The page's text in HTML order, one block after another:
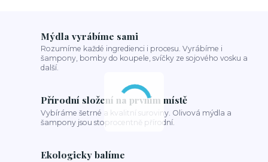
Mýdla vyrábíme sami
Rozumíme každé ingredienci i procesu. Vyrábíme i
šampony, bomby do koupele, svíčky ze sojového vosku a
další.
Přírodní složení na prvním místě
Vybíráme šetrné a kvalitní suroviny. Olivová mýdla a
šampony jsou stoprocentně přírodní.
Ekologicky balíme